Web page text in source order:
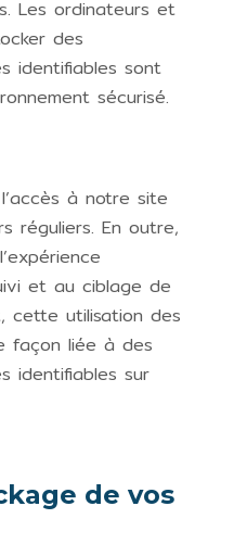
Les ordinateurs et
des
identifiables sont
sécurisé.
à notre site
réguliers. En outre,
et au ciblage de
cette utilisation des
façon liée à des
identifiables sur
de vos